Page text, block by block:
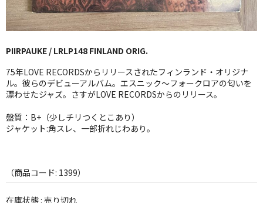
JAZZ-US
BLUE NOTE
JAZZ-EU
JAZZ-JP
J-POP
FOLK,SSW
PIIRPAUKE / LRLP148 FINLAND ORIG.
75年LOVE RECORDSからリリースされたフィンランド・オリジナ
ル。彼らのデビューアルバム。エスニック〜フォークロアの匂いを
漂わせたジャズ。さすがLOVE RECORDSからのリリース。
盤質：B+（少しチリつくとこあり）
ジャケット:角スレ、一部折れじわあり。
（商品コード: 1399）
在庫状態 : 売り切れ